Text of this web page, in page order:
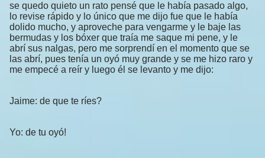
se quedo quieto un rato pensé que le había pasado algo,
lo revise rápido y lo único que me dijo fue que le había
dolido mucho, y aproveche para vengarme y le baje las
bermudas y los bóxer que traía me saque mi pene, y le
abrí sus nalgas, pero me sorprendí en el momento que se
las abrí, pues tenía un oyó muy grande y se me hizo raro y
me empecé a reír y luego él se levanto y me dijo:
Jaime: de que te ríes?
Yo: de tu oyó!